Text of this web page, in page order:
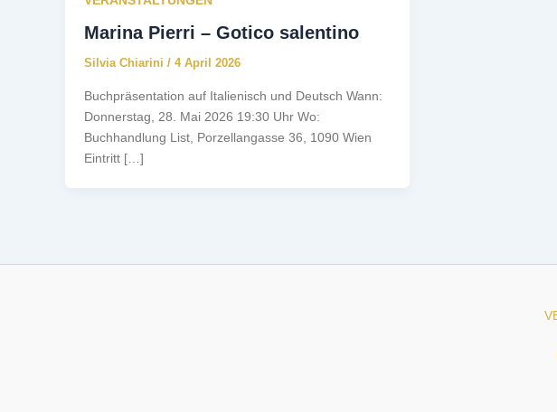
Marina Pierri – Gotico salentino
Silvia Chiarini / 4 April 2026
Buchpräsentation auf Italienisch und Deutsch Wann:
Donnerstag, 28. Mai 2026 19:30 Uhr Wo:
Buchhandlung List, Porzellangasse 36, 1090 Wien
Eintritt […]